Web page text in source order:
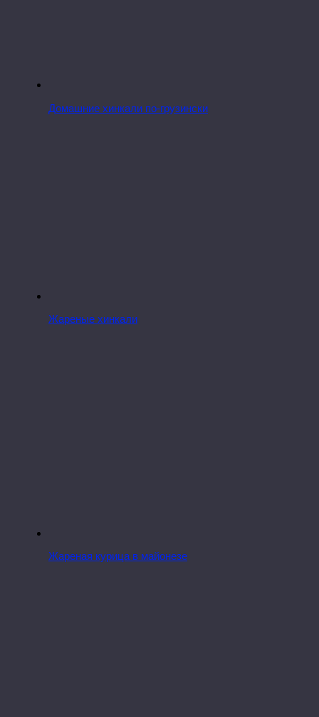
Домашние хинкали по-грузински
Жареные хинкали
Жареная курица в майонезе